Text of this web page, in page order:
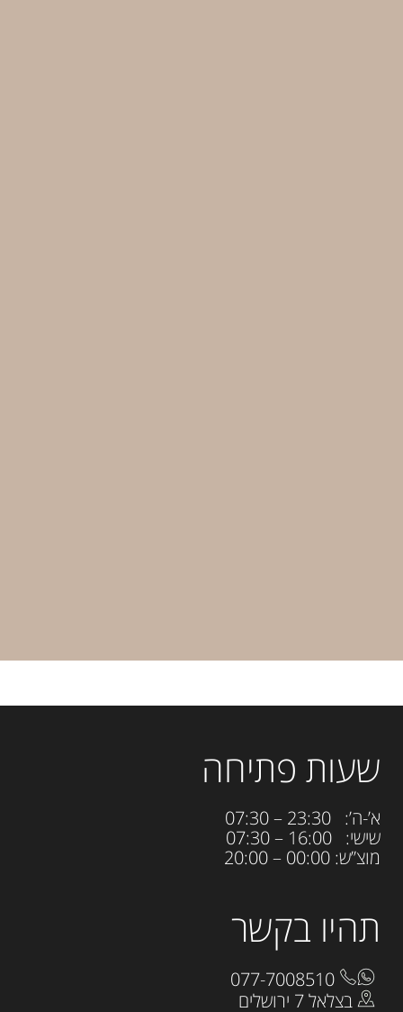
תהיו בקשר
בצלאל 7 ירושלים
שעות פתיחה
א’-ה’: 23:30 – 07:30
שישי: 16:00 – 07:30
מוצ”ש: 00:00 – 20:00